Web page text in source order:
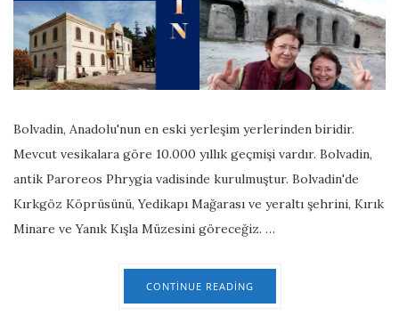
Bolvadin, Anadolu'nun en eski yerleşim yerlerinden biridir.
Mevcut vesikalara göre 10.000 yıllık geçmişi vardır. Bolvadin,
antik Paroreos Phrygia vadisinde kurulmuştur. Bolvadin'de
Kırkgöz Köprüsünü, Yedikapı Mağarası ve yeraltı şehrini, Kırık
Minare ve Yanık Kışla Müzesini göreceğiz. …
CONTINUE READING